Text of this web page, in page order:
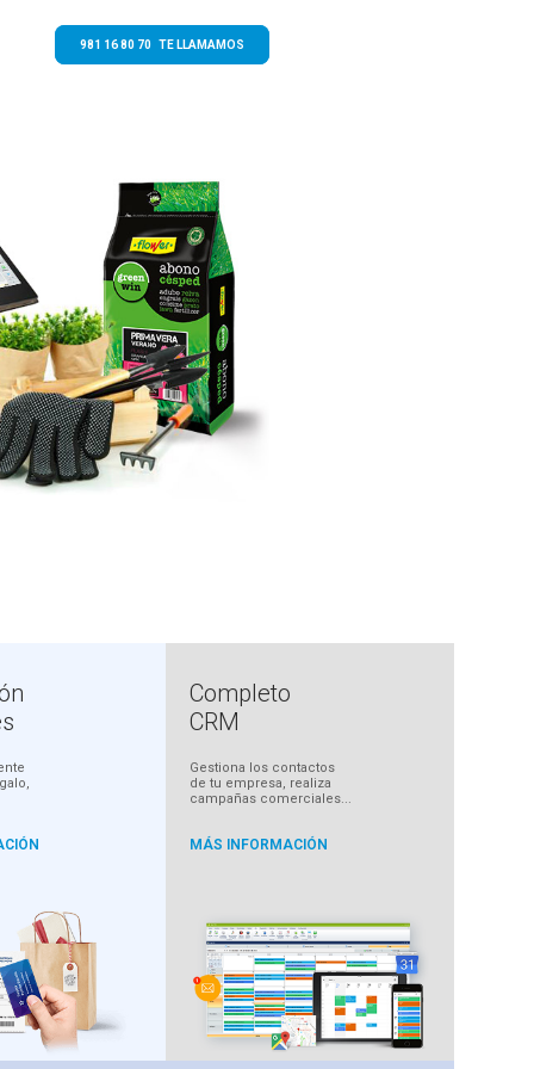
981 16 80 70 TE LLAMAMOS
Completo
CRM
Gestiona los contactos
de tu empresa, realiza
campañas comerciales...
MÁS INFORMACIÓN